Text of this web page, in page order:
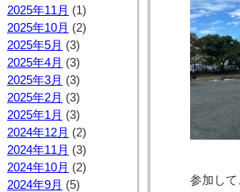
2025年11月 (1)
2025年10月 (2)
2025年5月 (3)
2025年4月 (3)
2025年3月 (3)
2025年2月 (3)
2025年1月 (3)
2024年12月 (2)
2024年11月 (3)
2024年10月 (2)
2024年9月 (5)
参加して